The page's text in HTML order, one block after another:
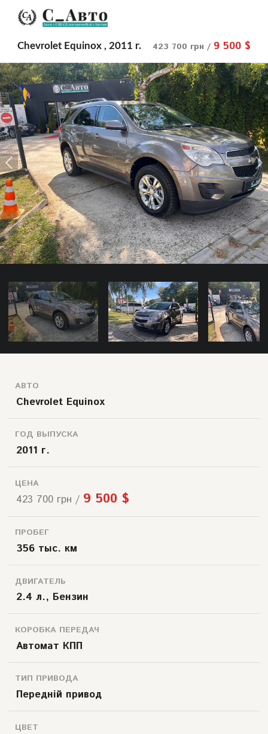
Chevrolet Equinox , 2011 г. 423 700 грн / 9 500 $
АВТО
Chevrolet Equinox
ГОД ВЫПУСКА
2011 г.
ЦЕНА
423 700 грн / 9 500 $
ПРОБЕГ
356 тыс. км
ДВИГАТЕЛЬ
2.4 л., Бензин
КОРОБКА ПЕРЕДАЧ
Автомат КПП
ТИП ПРИВОДА
Передній привод
ЦВЕТ